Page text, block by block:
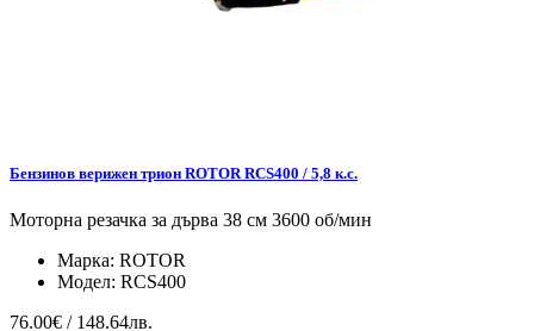
Бензинов верижен трион ROTOR RCS400 / 5,8 к.с.
Моторна резачка за дърва 38 см 3600 об/мин
Марка: ROTOR
Модел: RCS400
76.00€ / 148.64лв.